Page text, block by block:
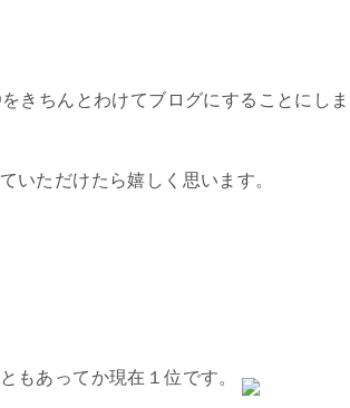
きちんとわけてブログにすることにしま
いただけたら嬉しく思います。
もあってか現在１位です。